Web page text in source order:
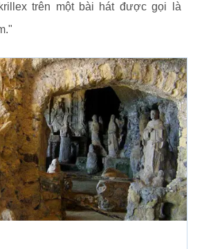
trên một bài hát được gọi là